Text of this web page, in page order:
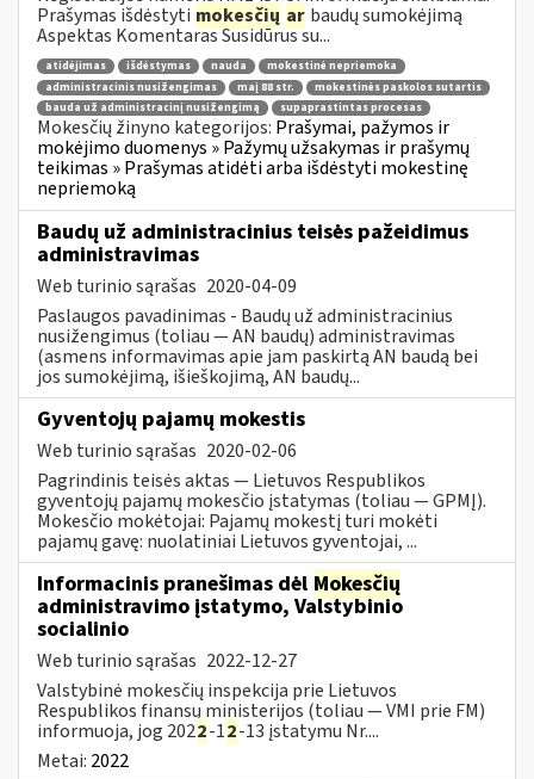
Prašymas išdėstyti mokesčių ar baudų sumokėjimą
Aspektas Komentaras Susidūrus su...
atidėjimas išdėstymas nauda
mokestinė nepriemoka
administracinis nusižengimas
maį 88 str.
mokestinės paskolos sutartis
bauda už administracinį nusižengimą
supaprastintas procesas
Mokesčių žinyno kategorijos: Prašymai, pažymos ir
mokėjimo duomenys » Pažymų užsakymas ir prašymų
teikimas » Prašymas atidėti arba išdėstyti mokestinę
nepriemoką
Baudų už administracinius teisės pažeidimus
administravimas
Web turinio sąrašas 2020-04-09
Paslaugos pavadinimas - Baudų už administracinius
nusižengimus (toliau — AN baudų) administravimas
(asmens informavimas apie jam paskirtą AN baudą bei
jos sumokėjimą, išieškojimą, AN baudų...
Gyventojų pajamų mokestis
Web turinio sąrašas 2020-02-06
Pagrindinis teisės aktas — Lietuvos Respublikos
gyventojų pajamų mokesčio įstatymas (toliau — GPMĮ).
Mokesčio mokėtojai: Pajamų mokestį turi mokėti
pajamų gavę: nuolatiniai Lietuvos gyventojai, ...
Informacinis pranešimas dėl Mokesčių
administravimo įstatymo, Valstybinio
socialinio
Web turinio sąrašas 2022-12-27
Valstybinė mokesčių inspekcija prie Lietuvos
Respublikos finansų ministerijos (toliau — VMI prie FM)
informuoja, jog 2022-12-13 įstatymu Nr....
Metai: 2022